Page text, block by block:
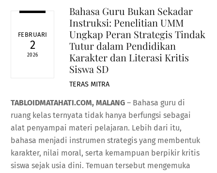
FEBRUARI
2
2026
Bahasa Guru Bukan Sekadar
Instruksi: Penelitian UMM
Ungkap Peran Strategis Tindak
Tutur dalam Pendidikan
Karakter dan Literasi Kritis
Siswa SD
TERAS MITRA
TABLOIDMATAHATI.COM, MALANG – Bahasa guru di
ruang kelas ternyata tidak hanya berfungsi sebagai
alat penyampai materi pelajaran. Lebih dari itu,
bahasa menjadi instrumen strategis yang membentuk
karakter, nilai moral, serta kemampuan berpikir kritis
siswa sejak usia dini. Temuan tersebut mengemuka